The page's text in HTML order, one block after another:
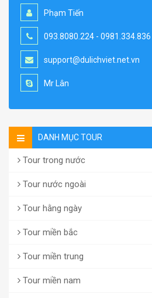
Phạm Tiến
093.8080.224 - 0981.334.836
support@dulichviet.net.vn
Mr Lân
DANH MỤC TOUR
Tour trong nước
Tour nước ngoài
Tour hằng ngày
Tour miền bắc
Tour miền trung
Tour miền nam